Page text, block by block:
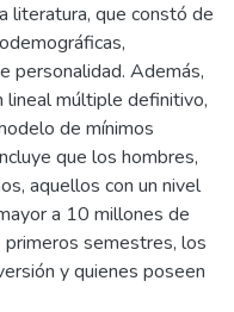
literatura, que constó de
personalidad. Además,
lineal múltiple definitivo,
de mínimos
que los hombres,
aquellos con un nivel
a 10 millones de
semestres, los
y quienes poseen